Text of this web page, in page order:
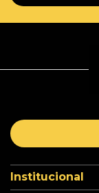
Institucional